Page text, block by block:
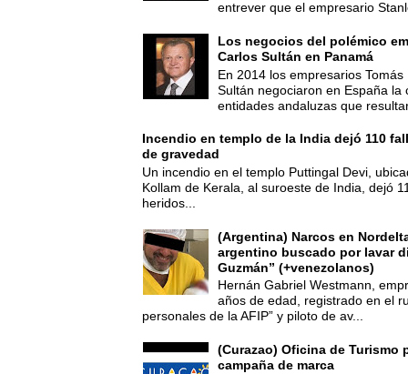
entrever que el empresario
Los negocios del polémico
Carlos Sultán en Panamá
En 2014 los empresarios
Sultán negociaron en España la
entidades andaluzas que
Incendio en templo de la India dejó 110
de gravedad
Un incendio en el templo Puttingal Devi,
Kollam de Kerala, al suroeste de India, dejó
heridos...
(Argentina) Narcos en
argentino buscado por lavar
Guzmán” (+venezolanos)
Hernán Gabriel Westmann,
años de edad, registrado en el
personales de la AFIP” y piloto de av...
(Curazao) Oficina de Turismo
campaña de marca